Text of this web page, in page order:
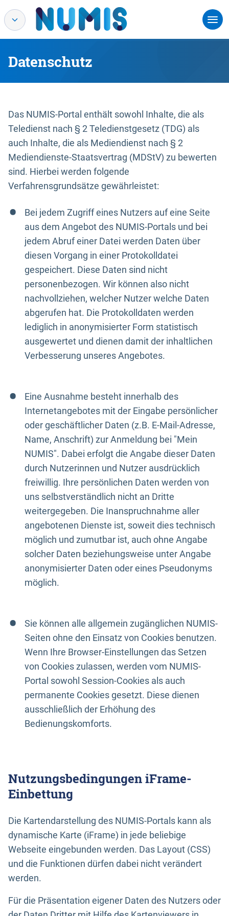
Datenschutz
Das NUMIS-Portal enthält sowohl Inhalte, die als
Teledienst nach § 2 Teledienstgesetz (TDG) als
auch Inhalte, die als Mediendienst nach § 2
Mediendienste-Staatsvertrag (MDStV) zu bewerten
sind. Hierbei werden folgende
Verfahrensgrundsätze gewährleistet:
Bei jedem Zugriff eines Nutzers auf eine Seite
aus dem Angebot des NUMIS-Portals und bei
jedem Abruf einer Datei werden Daten über
diesen Vorgang in einer Protokolldatei
gespeichert. Diese Daten sind nicht
personenbezogen. Wir können also nicht
nachvollziehen, welcher Nutzer welche Daten
abgerufen hat. Die Protokolldaten werden
lediglich in anonymisierter Form statistisch
ausgewertet und dienen damit der inhaltlichen
Verbesserung unseres Angebotes.
Eine Ausnahme besteht innerhalb des
Internetangebotes mit der Eingabe persönlicher
oder geschäftlicher Daten (z.B. E-Mail-Adresse,
Name, Anschrift) zur Anmeldung bei "Mein
NUMIS". Dabei erfolgt die Angabe dieser Daten
durch Nutzerinnen und Nutzer ausdrücklich
freiwillig. Ihre persönlichen Daten werden von
uns selbstverständlich nicht an Dritte
weitergegeben. Die Inanspruchnahme aller
angebotenen Dienste ist, soweit dies technisch
möglich und zumutbar ist, auch ohne Angabe
solcher Daten beziehungsweise unter Angabe
anonymisierter Daten oder eines Pseudonyms
möglich.
Sie können alle allgemein zugänglichen NUMIS-
Seiten ohne den Einsatz von Cookies benutzen.
Wenn Ihre Browser-Einstellungen das Setzen
von Cookies zulassen, werden vom NUMIS-
Portal sowohl Session-Cookies als auch
permanente Cookies gesetzt. Diese dienen
ausschließlich der Erhöhung des
Bedienungskomforts.
Nutzungsbedingungen iFrame-
Einbettung
Die Kartendarstellung des NUMIS-Portals kann als
dynamische Karte (iFrame) in jede beliebige
Webseite eingebunden werden. Das Layout (CSS)
und die Funktionen dürfen dabei nicht verändert
werden.
Für die Präsentation eigener Daten des Nutzers oder